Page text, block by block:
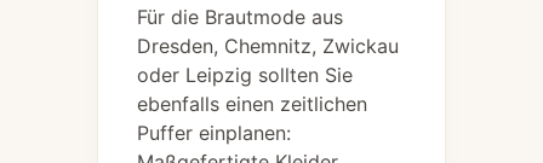
Für die Brautmode aus
Dresden, Chemnitz, Zwickau
oder Leipzig sollten Sie
ebenfalls einen zeitlichen
Puffer einplanen: